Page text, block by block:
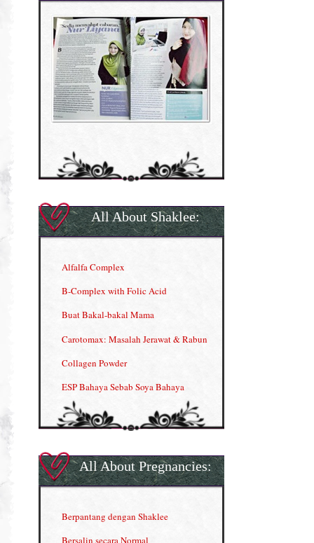
All About Shaklee:
Alfalfa Complex
B-Complex with Folic Acid
Buat Bakal-bakal Mama
Carotomax: Masalah Jerawat & Rabun
Collagen Powder
ESP Bahaya Sebab Soya Bahaya
ESP Produk Shaklee Paling HOT
Gla Complex (II)
Herbal Blend the Magic Cream
All About Pregnancies:
Berpantang dengan Shaklee
Bersalin secara Normal